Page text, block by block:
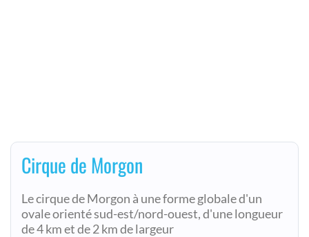
Cirque de Morgon
Le cirque de Morgon à une forme globale d'un
ovale orienté sud-est/nord-ouest, d'une longueur
de 4 km et de 2 km de largeur